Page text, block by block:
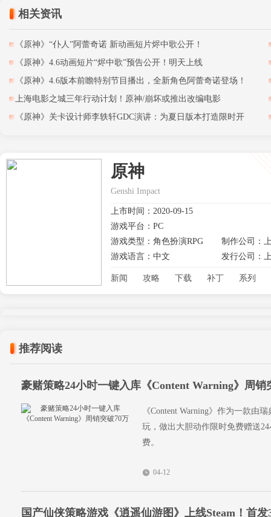
相关资讯
《原神》“仆人”阿蕾奇诺 新动画短片烬中歌公开！
《原神》4.6动画短片“烬中歌”预告公开！明天上线
《原神》4.6版本前瞻特别节目播出，全新角色阿蕾奇诺登场！
上海电影之城三年行动计划！原神/崩坏或推出改编电影
《原神》关卡设计师李轶轩GDC演讲：为夏日版本打造限时开
原神
Genshi Impact
上市时间：2020-09-15
游戏平台：PC
游戏类型：角色扮演RPG
制作公司：
游戏语言：中文
发行公司：
新闻 攻略 下载 补丁 系列
推荐阅读
豪赌策略24小时一键入库《Content Warning》周销
《Content Warning》作为一款由
玩，做出大胆动作限时免费赠送
费。
04-12
国产仙侠策略游戏《逍遥仙游图》上线Steam！首发